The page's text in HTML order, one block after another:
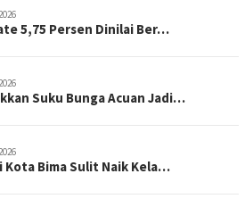
5,75 Persen Dinilai Ber…
Suku Bunga Acuan Jadi…
Kota Bima Sulit Naik Kela…